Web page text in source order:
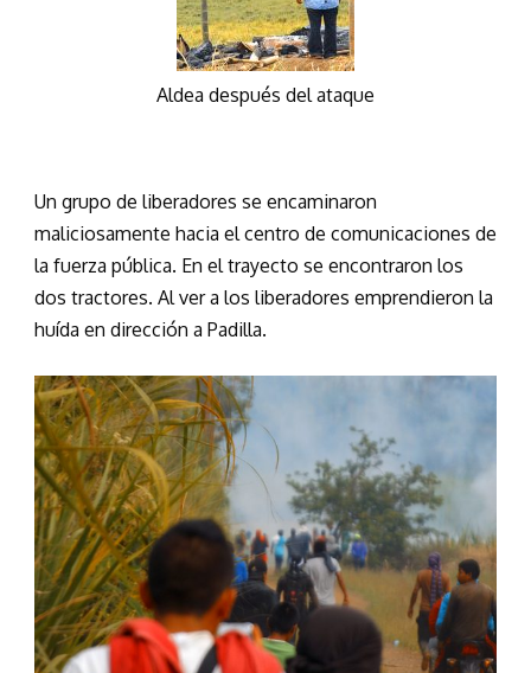
Aldea después del ataque
Un grupo de liberadores se encaminaron
maliciosamente hacia el centro de comunicaciones de
la fuerza pública. En el trayecto se encontraron los
dos tractores. Al ver a los liberadores emprendieron la
huída en dirección a Padilla.